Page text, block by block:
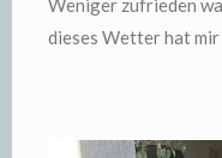
Weniger zufrieden
dieses Wetter hat